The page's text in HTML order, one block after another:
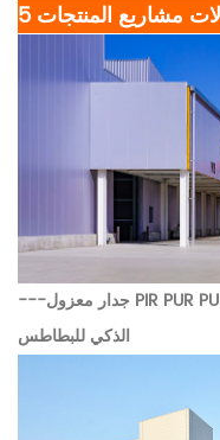
---جدار معزول PIR PUR PU
الذكي للبطاطس